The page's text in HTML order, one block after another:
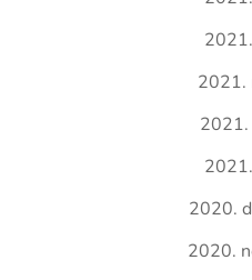
2021.
2021.
2020.
2020.